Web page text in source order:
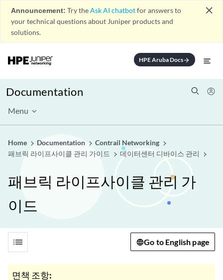
Announcement: Try theAsk AI chatbotfor answers to
your technical questions about Juniper products and
solutions.
close
HPE Aruba Docsarrow_forward
Documentation
Menu
Home Documentation
Contrail Networking
패브릭 라이프사이클 관리 가이드
데이터센터 디바이스 관리
패브릭 라이프사이클 관리 가
이드
list Go to English page
면책 조항: